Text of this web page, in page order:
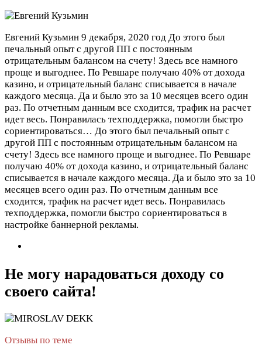
Евгений Кузьмин 9 декабря, 2020 год До этого был
печальный опыт с другой ПП с постоянным
отрицательным балансом на счету! Здесь все намного
проще и выгоднее. По Ревшаре получаю 40% от дохода
казино, и отрицательный баланс списывается в начале
каждого месяца. Да и было это за 10 месяцев всего один
раз. По отчетным данным все сходится, трафик на расчет
идет весь. Понравилась техподдержка, помогли быстро
сориентироваться… До этого был печальный опыт с
другой ПП с постоянным отрицательным балансом на
счету! Здесь все намного проще и выгоднее. По Ревшаре
получаю 40% от дохода казино, и отрицательный баланс
списывается в начале каждого месяца. Да и было это за 10
месяцев всего один раз. По отчетным данным все
сходится, трафик на расчет идет весь. Понравилась
техподдержка, помогли быстро сориентироваться в
настройке баннерной рекламы.
Не могу нарадоваться доходу со
своего сайта!
Отзывы по теме